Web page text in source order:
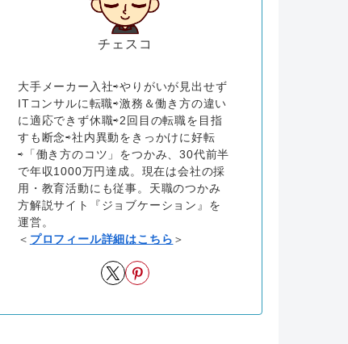
チェスコ
大手メーカー入社⇨やりがいが見出せず
ITコンサルに転職⇨激務＆働き方の違い
に適応できず休職⇨2回目の転職を目指
すも断念⇨社内異動をきっかけに好転
⇨「働き方のコツ」をつかみ、30代前半
で年収1000万円達成。現在は会社の採
用・教育活動にも従事。天職のつかみ
方解説サイト『ジョブケーション』を
運営。
＜ プロフィール詳細はこちら ＞